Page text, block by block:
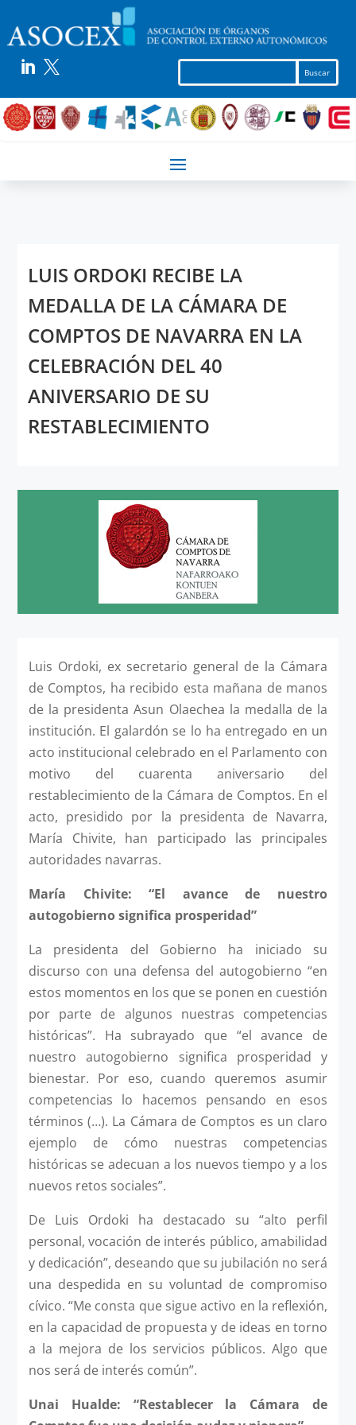
 
LUIS ORDOKI RECIBE LA
MEDALLA DE LA CÁMARA DE
COMPTOS DE NAVARRA EN LA
CELEBRACIÓN DEL 40
ANIVERSARIO DE SU
RESTABLECIMIENTO
Luis Ordoki, ex secretario general de la Cámara
de Comptos, ha recibido esta mañana de manos
de la presidenta Asun Olaechea la medalla de la
institución. El galardón se lo ha entregado en un
acto institucional celebrado en el Parlamento con
motivo del cuarenta aniversario del
restablecimiento de la Cámara de Comptos. En el
acto, presidido por la presidenta de Navarra,
María Chivite, han participado las principales
autoridades navarras.
María Chivite: “El avance de nuestro
autogobierno significa prosperidad”
La presidenta del Gobierno ha iniciado su
discurso con una defensa del autogobierno “en
estos momentos en los que se ponen en cuestión
por parte de algunos nuestras competencias
históricas”. Ha subrayado que “el avance de
nuestro autogobierno significa prosperidad y
bienestar. Por eso, cuando queremos asumir
competencias lo hacemos pensando en esos
términos (…). La Cámara de Comptos es un claro
ejemplo de cómo nuestras competencias
históricas se adecuan a los nuevos tiempo y a los
nuevos retos sociales”.
De Luis Ordoki ha destacado su “alto perfil
personal, vocación de interés público, amabilidad
y dedicación”, deseando que su jubilación no será
una despedida en su voluntad de compromiso
cívico. “Me consta que sigue activo en la reflexión,
en la capacidad de propuesta y de ideas en torno
a la mejora de los servicios públicos. Algo que
nos será de interés común”.
Unai Hualde: “Restablecer la Cámara de